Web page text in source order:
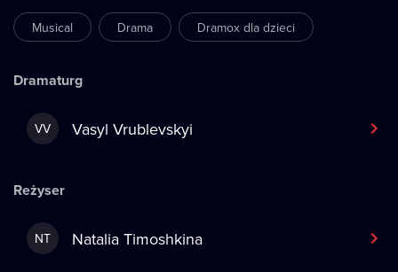
Musical Drama Dramox dla dzieci
Dramaturg
VV Vasyl Vrublevskyi
Reżyser
NT Natalia Timoshkina